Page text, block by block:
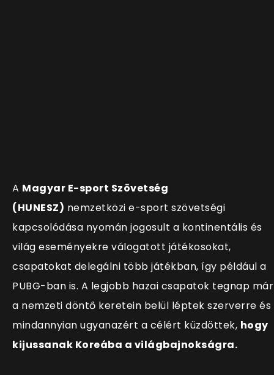
A Magyar E-sport Szövetség
(HUNESZ) nemzetközi e-sport szövetségi
kapcsolódása nyomán jogosult a kontinentális és
világ eseményekre válogatott játékosokat,
csapatokat delegálni több játékban, így például a
PUBG-ban is. A legjobb hazai csapatok tegnap már
a nemzeti döntő keretein belül léptek szerverre és
mindannyian ugyanazért a célért küzdöttek, hogy
kijussanak Koreába a világbajnokságra.